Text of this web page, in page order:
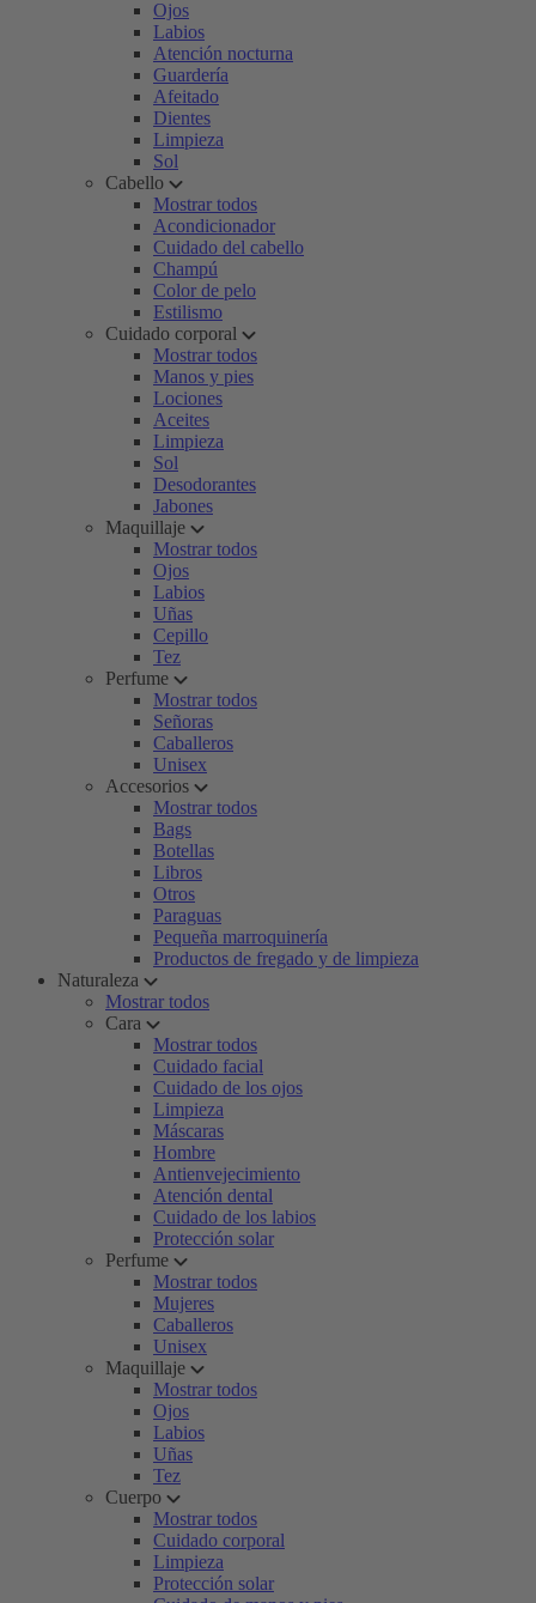
Ojos
Labios
Atención nocturna
Guardería
Afeitado
Dientes
Limpieza
Sol
Cabello
Mostrar todos
Acondicionador
Cuidado del cabello
Champú
Color de pelo
Estilismo
Cuidado corporal
Mostrar todos
Manos y pies
Lociones
Aceites
Limpieza
Sol
Desodorantes
Jabones
Maquillaje
Mostrar todos
Ojos
Labios
Uñas
Cepillo
Tez
Perfume
Mostrar todos
Señoras
Caballeros
Unisex
Accesorios
Mostrar todos
Bags
Botellas
Libros
Otros
Paraguas
Pequeña marroquinería
Productos de fregado y de limpieza
Naturaleza
Mostrar todos
Cara
Mostrar todos
Cuidado facial
Cuidado de los ojos
Limpieza
Máscaras
Hombre
Antienvejecimiento
Atención dental
Cuidado de los labios
Protección solar
Perfume
Mostrar todos
Mujeres
Caballeros
Unisex
Maquillaje
Mostrar todos
Ojos
Labios
Uñas
Tez
Cuerpo
Mostrar todos
Cuidado corporal
Limpieza
Protección solar